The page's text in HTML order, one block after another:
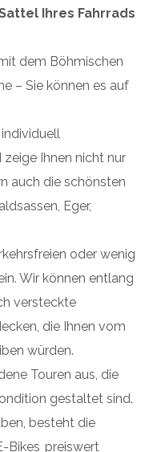
Ihres Fahrrads
dem Böhmischen
– Sie können es auf
Ihnen nicht nur
auch die schönsten
Eger,
oder wenig
Wir können entlang
versteckte
die Ihnen vom
würden.
Touren aus, die
gestaltet sind.
besteht die
Bikes preiswert